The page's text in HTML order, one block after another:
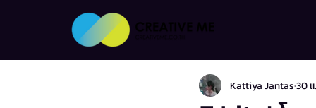
Kattiya Jantas30